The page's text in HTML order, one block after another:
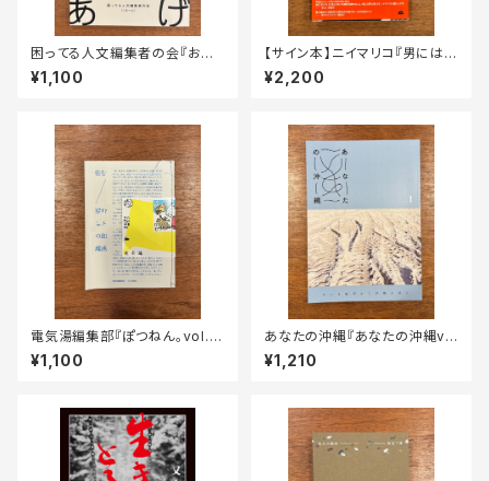
困ってる人文編集者の会『おて
あげ』第5号
¥1,100
【サイン本】ニイマリコ『男には簡
単な仕事』
¥2,200
電気湯編集部『ぽつねん。vol.0
2 - 「留める」特集』
¥1,100
あなたの沖縄『あなたの沖縄vo
l. 1——今いる場所から沖縄を
語る』
¥1,210